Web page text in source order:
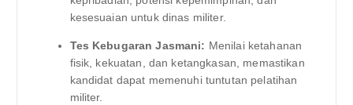
kesesuaian untuk dinas militer.
Tes Kebugaran Jasmani: Menilai ketahanan
fisik, kekuatan, dan ketangkasan, memastikan
kandidat dapat memenuhi tuntutan pelatihan
militer.